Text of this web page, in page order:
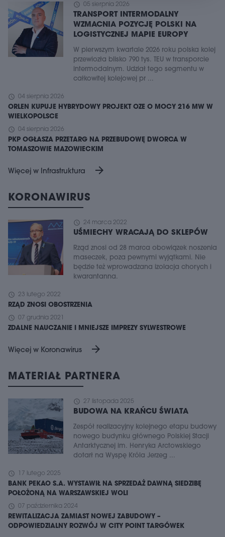
schedule 05 sierpnia 2026
TRANSPORT INTERMODALNY
WZMACNIA POZYCJĘ POLSKI NA
LOGISTYCZNEJ MAPIE EUROPY
W pierwszym kwartale 2026 roku polska kolej
przewiozła blisko 790 tys. TEU w transporcie
intermodalnym. Udział tego segmentu w
całkowitej kolejowej pr ...
schedule 04 sierpnia 2026
ORLEN KUPUJE HYBRYDOWY PROJEKT OZE O MOCY 216 MW W
WIELKOPOLSCE
schedule 04 sierpnia 2026
PKP OGŁASZA PRZETARG NA PRZEBUDOWĘ DWORCA W
TOMASZOWIE MAZOWIECKIM
Więcej w Infrastruktura arrow_forward
KORONAWIRUS
schedule 24 marca 2022
UŚMIECHY WRACAJĄ DO SKLEPÓW
Rząd znosi od 28 marca obowiązek noszenia
maseczek, poza pewnymi wyjątkami. Nie
będzie też wprowadzana izolacja chorych i
kwarantanna.
schedule 23 lutego 2022
RZĄD ZNOSI OBOSTRZENIA
schedule 07 grudnia 2021
ZDALNE NAUCZANIE I MNIEJSZE IMPREZY SYLWESTROWE
Więcej w Koronawirus arrow_forward
MATERIAŁ PARTNERA
schedule 27 listopada 2025
BUDOWA NA KRAŃCU ŚWIATA
Zespół realizacyjny kolejnego etapu budowy
nowego budynku głównego Polskiej Stacji
Antarktycznej im. Henryka Arctowskiego
dotarł na Wyspę Króla Jerzeg ...
schedule 17 lutego 2025
BANK PEKAO S.A. WYSTAWIŁ NA SPRZEDAŻ DAWNĄ SIEDZIBĘ
POŁOŻONĄ NA WARSZAWSKIEJ WOLI
schedule 07 października 2024
REWITALIZACJA ZAMIAST NOWEJ ZABUDOWY –
ODPOWIEDZIALNY ROZWÓJ W CITY POINT TARGÓWEK